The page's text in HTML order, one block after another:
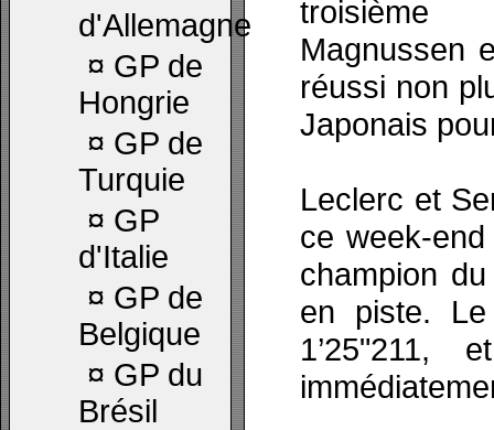
d'Allemagne
¤ GP de
Hongrie
¤ GP de
Turquie
¤ GP
d'Italie
¤ GP de
Belgique
¤ GP du
Brésil
troisième
Magnussen
réussi non
Japonais
Leclerc et
ce week-
champion
en piste.
1’25"211,